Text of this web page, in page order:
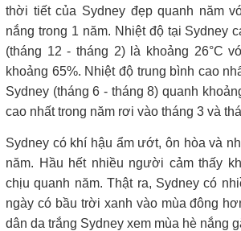
thời tiết của Sydney đẹp quanh năm
nắng trong 1 năm. Nhiệt độ tại Sydney
(tháng 12 - tháng 2) là khoảng 26°C
khoảng 65%. Nhiệt độ trung bình cao
Sydney (tháng 6 - tháng 8) quanh
cao nhất trong năm rơi vào tháng 3 và
Sydney có khí hậu ẩm ướt, ôn hòa và
năm. Hầu hết nhiều người cảm thấy
chịu quanh năm. Thật ra, Sydney có
ngày có bầu trời xanh vào mùa đông
dân da trắng Sydney xem mùa hè nắng